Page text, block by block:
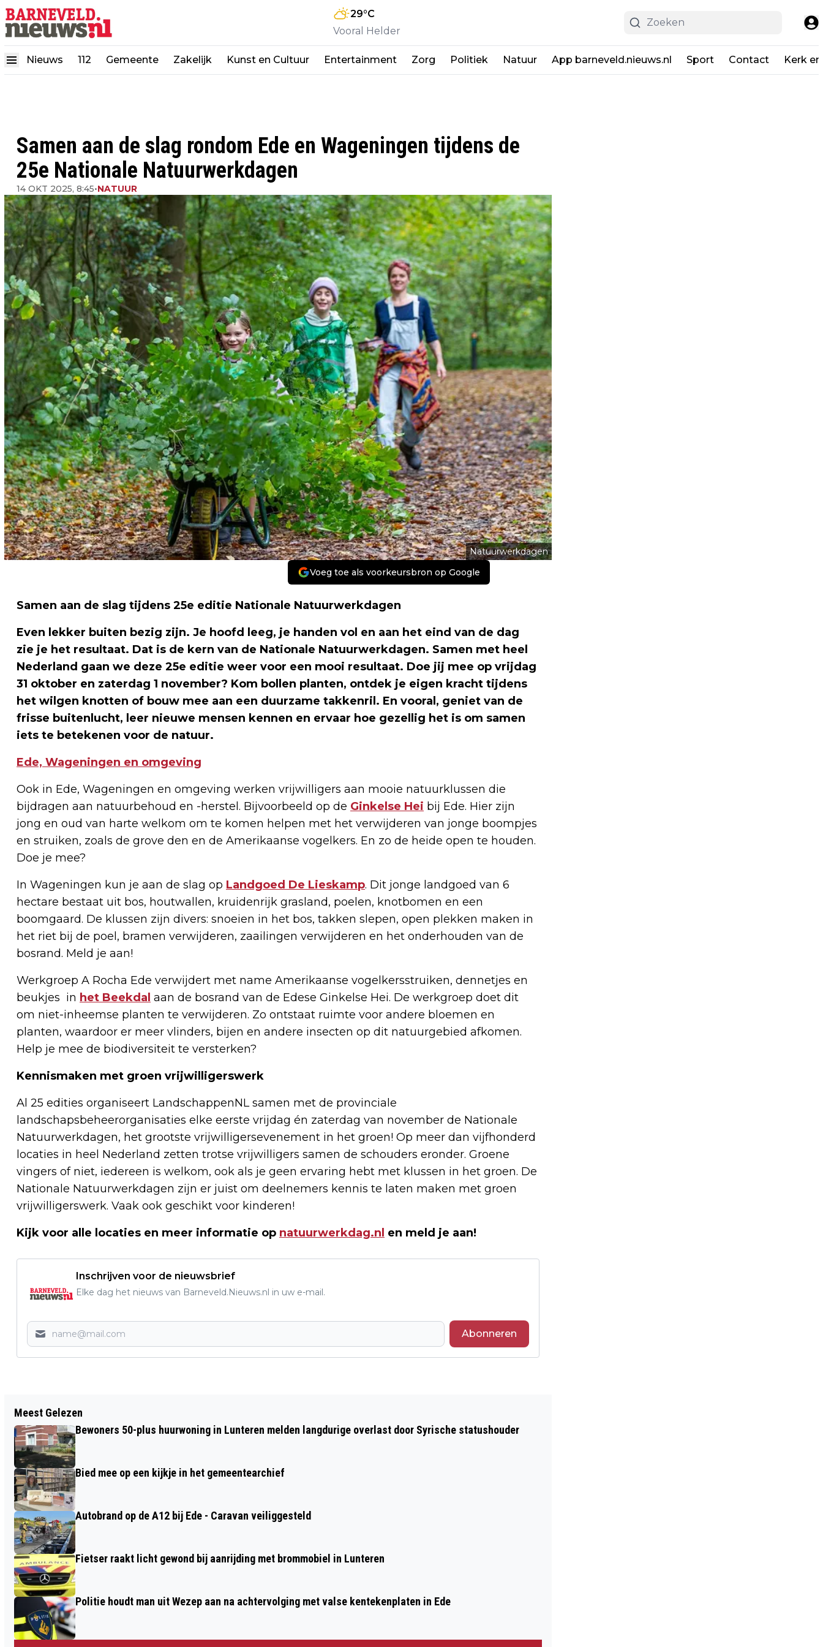
29°C
Vooral Helder
Nieuws 112 Gemeente Zakelijk Kunst en Cultuur Entertainment Zorg Politiek Natuur App barneveld.nieuws.nl Sport Contact Kerk
Samen aan de slag rondom Ede en Wageningen tijdens de
25e Nationale Natuurwerkdagen
14 OKT 2025, 8:45•NATUUR
Natuurwerkdagen
Voeg toe als voorkeursbron op Google
Samen aan de slag tijdens 25e editie Nationale Natuurwerkdagen
Even lekker buiten bezig zijn. Je hoofd leeg, je handen vol en aan het eind van de dag
zie je het resultaat. Dat is de kern van de Nationale Natuurwerkdagen. Samen met heel
Nederland gaan we deze 25e editie weer voor een mooi resultaat. Doe jij mee op vrijdag
31 oktober en zaterdag 1 november? Kom bollen planten, ontdek je eigen kracht tijdens
het wilgen knotten of bouw mee aan een duurzame takkenril. En vooral, geniet van de
frisse buitenlucht, leer nieuwe mensen kennen en ervaar hoe gezellig het is om samen
iets te betekenen voor de natuur.
Ede, Wageningen en omgeving
Ook in Ede, Wageningen en omgeving werken vrijwilligers aan mooie natuurklussen die
bijdragen aan natuurbehoud en -herstel. Bijvoorbeeld op de Ginkelse Hei bij Ede. Hier zijn
jong en oud van harte welkom om te komen helpen met het verwijderen van jonge boompjes
en struiken, zoals de grove den en de Amerikaanse vogelkers. En zo de heide open te houden.
Doe je mee?
In Wageningen kun je aan de slag op Landgoed De Lieskamp. Dit jonge landgoed van 6
hectare bestaat uit bos, houtwallen, kruidenrijk grasland, poelen, knotbomen en een
boomgaard. De klussen zijn divers: snoeien in het bos, takken slepen, open plekken maken in
het riet bij de poel, bramen verwijderen, zaailingen verwijderen en het onderhouden van de
bosrand. Meld je aan!
Werkgroep A Rocha Ede verwijdert met name Amerikaanse vogelkersstruiken, dennetjes en
beukjes in het Beekdal aan de bosrand van de Edese Ginkelse Hei. De werkgroep doet dit
om niet-inheemse planten te verwijderen. Zo ontstaat ruimte voor andere bloemen en
planten, waardoor er meer vlinders, bijen en andere insecten op dit natuurgebied afkomen.
Help je mee de biodiversiteit te versterken?
Kennismaken met groen vrijwilligerswerk
Al 25 edities organiseert LandschappenNL samen met de provinciale
landschapsbeheerorganisaties elke eerste vrijdag én zaterdag van november de Nationale
Natuurwerkdagen, het grootste vrijwilligersevenement in het groen! Op meer dan vijfhonderd
locaties in heel Nederland zetten trotse vrijwilligers samen de schouders eronder. Groene
vingers of niet, iedereen is welkom, ook als je geen ervaring hebt met klussen in het groen. De
Nationale Natuurwerkdagen zijn er juist om deelnemers kennis te laten maken met groen
vrijwilligerswerk. Vaak ook geschikt voor kinderen!
Kijk voor alle locaties en meer informatie op natuurwerkdag.nl en meld je aan!
Inschrijven voor de nieuwsbrief
Elke dag het nieuws van Barneveld.Nieuws.nl in uw e-mail.
Abonneren
EEN DEFTIG GEZELSCHAP IN HET
NEDERLANDS TEGELMUSEUM
TIJDENS NACHT VAN DE NACHT
Meest Gelezen
Bewoners 50-plus huurwoning in Lunteren melden langdurige overlast door Syrische statushouder
Bied mee op een kijkje in het gemeentearchief
Autobrand op de A12 bij Ede - Caravan veiliggesteld
Fietser raakt licht gewond bij aanrijding met brommobiel in Lunteren
Politie houdt man uit Wezep aan na achtervolging met valse kentekenplaten in Ede